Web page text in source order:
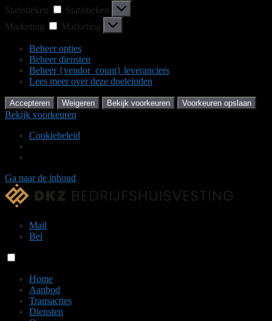
Statistieken
Statistieken
Marketing
Marketing
Beheer opties
Beheer diensten
Beheer {vendor_count} leveranciers
Lees meer over deze doeleinden
Accepteren Weigeren Bekijk voorkeuren Voorkeuren opslaan
Bekijk voorkeuren
Cookiebeleid
Ga naar de inhoud
Mail
Bel
Home
Aanbod
Transacties
Diensten